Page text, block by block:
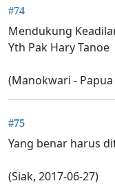
#74
Mendukung
Yth Pak Hary Tanoe
(Manokwari -
#75
Yang benar harus
(Siak, 2017-06-27)